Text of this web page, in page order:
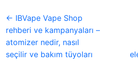
← IBVape Vape Shop
rehberi ve kampanyaları –
atomizer nedir, nasıl
seçilir ve bakım tüyoları